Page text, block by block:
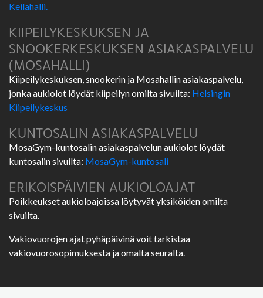
Keilahalli.
KIIPEILYKESKUKSEN JA
SNOOKERKESKUKSEN ASIAKASPALVELU
(MOSAHALLI)
Kiipeilykeskuksen, snookerin ja Mosahallin asiakaspalvelu,
jonka aukiolot löydät kiipeilyn omilta sivuilta: Helsingin
Kiipeilykeskus
KUNTOSALIN ASIAKASPALVELU
MosaGym-kuntosalin asiakaspalvelun aukiolot löydät
kuntosalin sivuilta: MosaGym-kuntosali
ERIKOISPÄIVIEN AUKIOLOAJAT
Poikkeukset aukioloajoissa löytyvät yksiköiden omilta
sivuilta.
Vakiovuorojen ajat pyhäpäivinä voit tarkistaa
vakiovuorosopimuksesta ja omalta seuralta.